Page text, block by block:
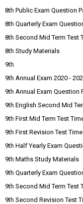
8th Public Exam Question
8th Quarterly Exam
8th Second Mid Term Test
8th Study Materials
9th
9th Annual Exam 2020 -
9th Annual Exam Question
9th English Second Mid
9th First Mid Term Test
9th First Revision Test
9th Half Yearly Exam
9th Maths Study Materials
9th Quarterly Exam
9th Second Mid Term Test
9th Second Revision Test